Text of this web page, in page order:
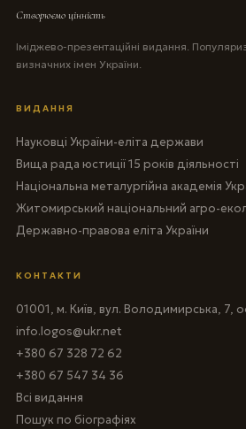
Створюємо цінність
Іміджево-презентаційні видання.
визначних імен України.
ВИДАННЯ
Науковці України-еліта держави
Вища рада юстиції 15 років діяльності
Національна металургійна академія
Житомирський національний агро-
Державно-правова еліта України
КОНТАКТИ
01001, м. Київ, вул. Володимирська, 7,
info.logos@ukr.net
+380 67 328 72 62
+380 67 547 34 36
Всі видання
Пошук по біографіях